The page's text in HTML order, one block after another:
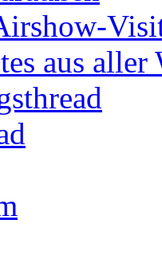
aus aller